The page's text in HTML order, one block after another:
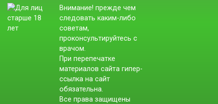
Внимание! прежде чем
следовать каким-либо
советам,
проконсультируйтесь с
врачом.
При перепечатке
материалов сайта гипер-
ссылка на сайт
обязательна.
Все права защищены